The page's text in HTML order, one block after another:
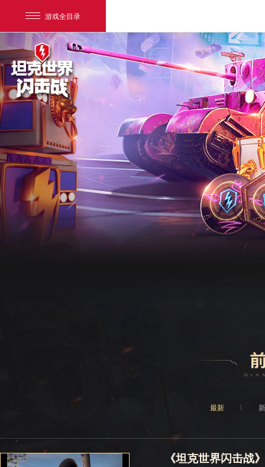
游戏全目录
网易游戏
游戏爱好者
我的足迹： 坦克世界闪击战
最新
《坦克世界闪击战